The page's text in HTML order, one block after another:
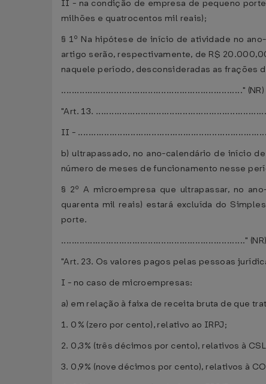
II - na condição de empresa de pequeno
milhões e quatrocentos mil reais);
§ 1º Na hipótese de início de atividade no
artigo serão, respectivamente, de R$
naquele período, desconsideradas as frações
....................................................................." (NR)
"Art. 13. .................................................................
II -
b) ultrapassado, no ano-calendário de início
número de meses de funcionamento nesse
§ 2º A microempresa que ultrapassar, no
quarenta mil reais) estará excluída do
porte.
......................................................................" (NR)
"Art. 23. Os valores pagos pelas pessoas
I - no caso de microempresas:
a) em relação à faixa de receita bruta de que
1. 0% (zero por cento), relativo ao IRPJ;
2. 0,3% (três décimos por cento), relativos à
3. 0,9% (nove décimos por cento), relativos à